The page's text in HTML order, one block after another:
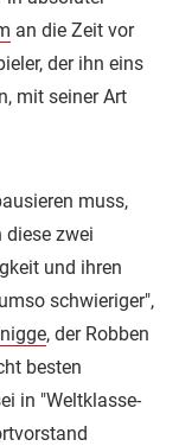
an die Zeit vor
der ihn eins
mit seiner Art
muss,
diese zwei
und ihren
schwieriger",
, der Robben
besten
in "Weltklasse-